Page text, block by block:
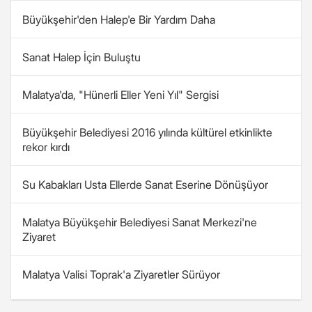
Büyükşehir'den Halep'e Bir Yardım Daha
Sanat Halep İçin Buluştu
Malatya'da, "Hünerli Eller Yeni Yıl" Sergisi
Büyükşehir Belediyesi 2016 yılında kültürel etkinlikte
rekor kırdı
Su Kabakları Usta Ellerde Sanat Eserine Dönüşüyor
Malatya Büyükşehir Belediyesi Sanat Merkezi'ne
Ziyaret
Malatya Valisi Toprak'a Ziyaretler Sürüyor